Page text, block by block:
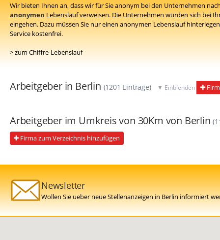
Wir bieten Ihnen an, dass wir für Sie anonym bei den Unternehmen
anonymen Lebenslauf verweisen. Die Unternehmen würden sich bei
eingehen. Dazu müssen Sie nur einen anonymen Lebenslauf
Service kostenfrei.
> zum Chiffre-Lebenslauf
Arbeitgeber in Berlin (1201 Einträge) ▼ Einblenden
Arbeitgeber im Umkreis von 30Km von Berlin
Firma zum Verzeichnis hinzufügen
Newsletter
Wollen Sie ueber neue Stellenanzeigen in Berlin informiert